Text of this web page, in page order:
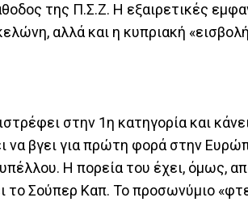
της Π.Σ.Ζ. Η εξαιρετικές
αλλά και η κυπριακή
στην 1η κατηγορία και
να βγει για πρώτη φορά στην
Η πορεία του έχει, όμως,
Σούπερ Καπ. Το προσωνύμιο